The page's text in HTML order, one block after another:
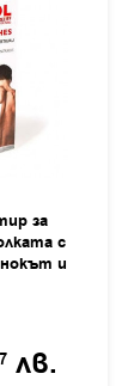
за
с
нокът и
лв.